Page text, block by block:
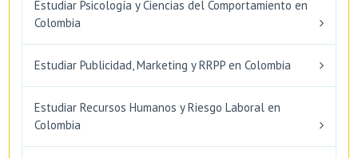
Estudiar Psicología y Ciencias del Comportamiento en
Colombia
Estudiar Publicidad, Marketing y RRPP en Colombia
Estudiar Recursos Humanos y Riesgo Laboral en
Colombia